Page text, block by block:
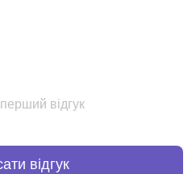
відгук
відгук